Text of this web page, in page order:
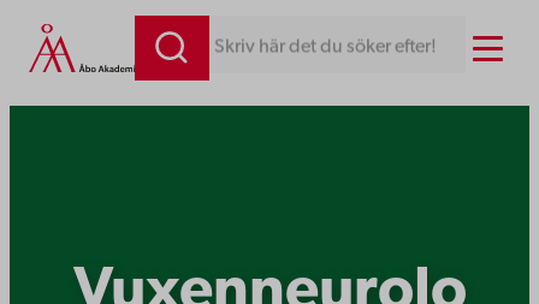
Hoppa
till
innehåll
Skriv här det du söker efter! Menu